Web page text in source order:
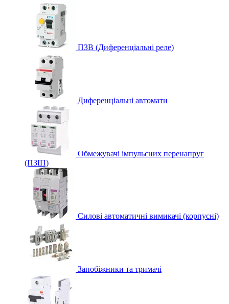
ПЗВ (Диференціальні реле)
Диференціальні автомати
Обмежувачі імпульсних перенапруг
(ПЗІП)
Силові автоматичні вимикачі (корпусні)
Запобіжники та тримачі